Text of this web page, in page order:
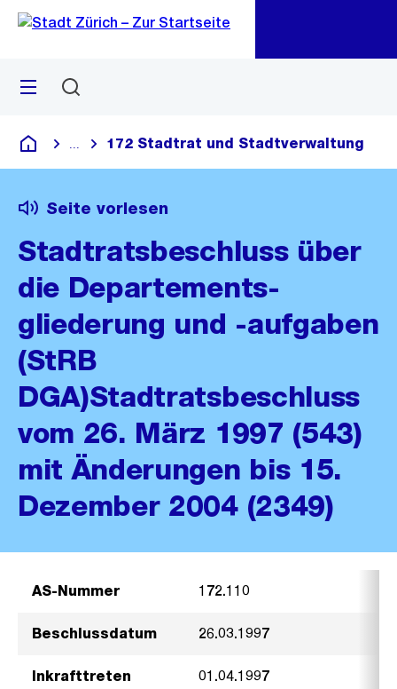
Navigation
Sprunglink
Menü
Deutsch
Blende alle Breadcrumbs ein
172 Stadtrat und Stadtverwaltung
Seite vorlesen
Stadtratsbeschluss über
die Departements-
gliederung und -aufgaben
(StRB
DGA)Stadtratsbeschluss
vom 26. März 1997 (543)
mit Änderungen bis 15.
Dezember 2004 (2349)
AS-Nummer 172.110
Beschlussdatum 26.03.1997
Inkrafttreten 01.04.1997